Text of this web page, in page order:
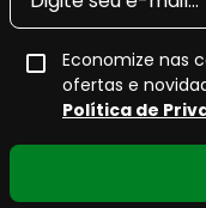
Economize nas
ofertas e
Política de